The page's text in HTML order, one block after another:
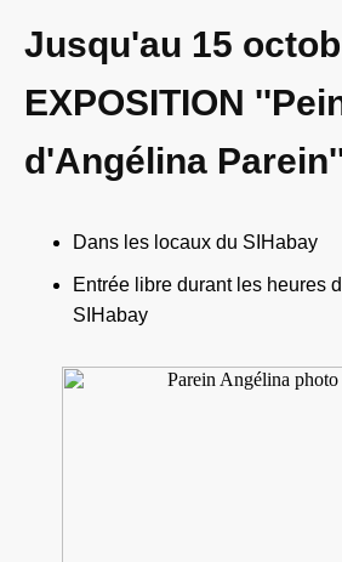
Jusqu'au 15
EXPOSITION
d'Angélina
Dans les locaux du SIHabay
Entrée libre durant les heures
SIHabay